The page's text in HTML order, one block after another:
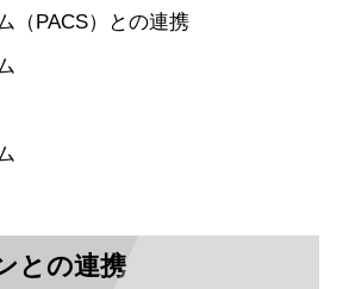
（PACS）との連携
との連携